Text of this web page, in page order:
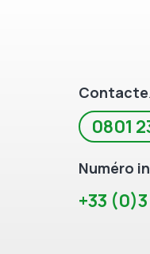
0801
Numéro
+33